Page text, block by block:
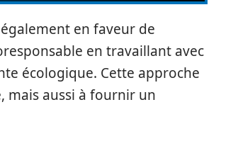
en faveur de
en travaillant avec
écologique. Cette approche
mais aussi à fournir un